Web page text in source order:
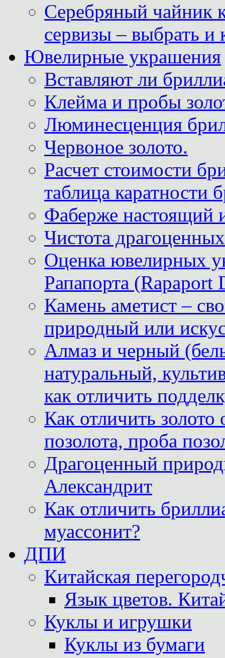
Серебряный чайник
сервизы – выбрать и
Ювелирные украшения
Вставляют ли
Клейма и пробы
Люминесценция
Червоное золото.
Расчет стоимости
таблица каратности
Фаберже настоящий
Чистота
Оценка ювелирных
Рапапорта (Rapaport
Камень аметист –
природный или
Алмаз и черный
натуральный,
как отличить
Как отличить
позолота, проба
Драгоценный
Александрит
Как отличить
муассонит?
ДПИ
Китайская
Язык цветов.
Куклы и игрушки
Куклы из бумаги